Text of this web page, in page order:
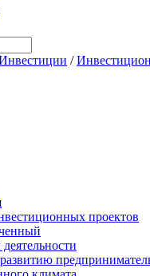
/
проектов